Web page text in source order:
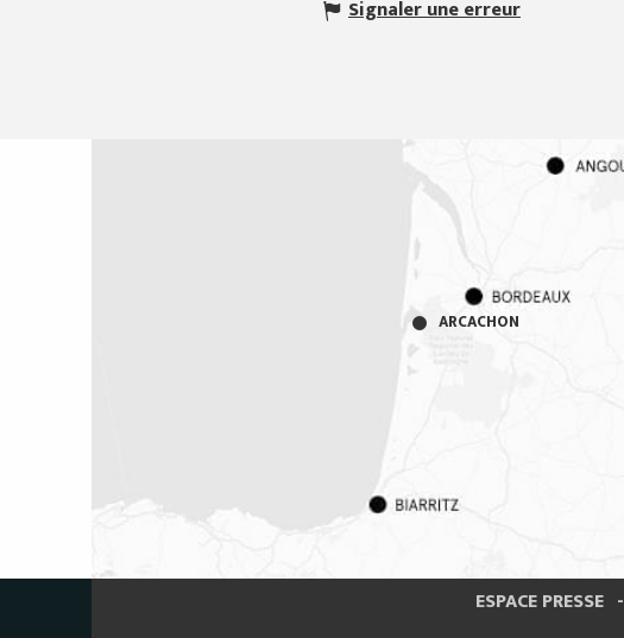
Signaler une erreur
ARCACHON
ESPACE PRESSE